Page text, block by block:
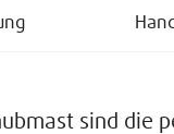
sind die